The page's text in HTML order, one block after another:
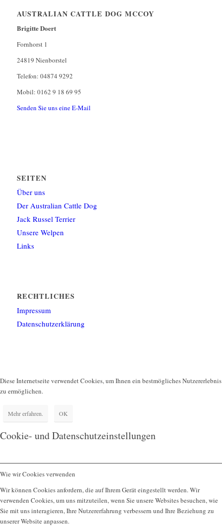
AUSTRALIAN CATTLE DOG MCCOY
Brigitte Doert
Fornhorst 1
24819 Nienborstel
Telefon: 04874 9292
Mobil: 0162 9 18 69 95
Senden Sie uns eine E-Mail
SEITEN
Über uns
Der Australian Cattle Dog
Jack Russel Terrier
Unsere Welpen
Links
RECHTLICHES
Impressum
Datenschutzerklärung
Diese Internetseite verwendet Cookies, um Ihnen ein bestmögliches Nutzererlebnis
zu ermöglichen.
Mehr erfahren. OK
Cookie- und Datenschutzeinstellungen
Wie wir Cookies verwenden
Wir können Cookies anfordern, die auf Ihrem Gerät eingestellt werden. Wir
verwenden Cookies, um uns mitzuteilen, wenn Sie unsere Websites besuchen, wie
Sie mit uns interagieren, Ihre Nutzererfahrung verbessern und Ihre Beziehung zu
unserer Website anpassen.